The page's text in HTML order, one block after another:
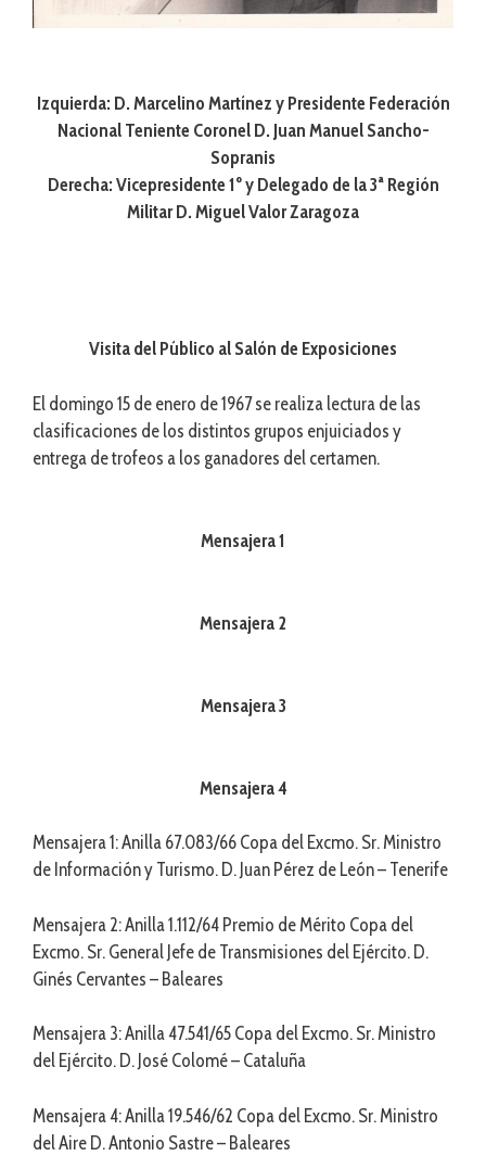
Izquierda: D. Marcelino Martínez y Presidente Federación
Nacional Teniente Coronel D. Juan Manuel Sancho-
Sopranis
Derecha: Vicepresidente 1º y Delegado de la 3ª Región
Militar D. Miguel Valor Zaragoza
Visita del Público al Salón de Exposiciones
El domingo 15 de enero de 1967 se realiza lectura de las
clasificaciones de los distintos grupos enjuiciados y
entrega de trofeos a los ganadores del certamen.
Mensajera 1
Mensajera 2
Mensajera 3
Mensajera 4
Mensajera 1: Anilla 67.083/66 Copa del Excmo. Sr. Ministro
de Información y Turismo. D. Juan Pérez de León – Tenerife
Mensajera 2: Anilla 1.112/64 Premio de Mérito Copa del
Excmo. Sr. General Jefe de Transmisiones del Ejército. D.
Ginés Cervantes – Baleares
Mensajera 3: Anilla 47.541/65 Copa del Excmo. Sr. Ministro
del Ejército. D. José Colomé – Cataluña
Mensajera 4: Anilla 19.546/62 Copa del Excmo. Sr. Ministro
del Aire D. Antonio Sastre – Baleares